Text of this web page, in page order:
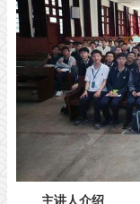
主讲人介绍